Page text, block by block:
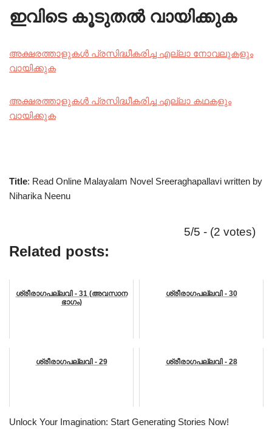
ഇവിടെ കൂടുതൽ വായിക്കുക
അക്ഷരത്താളുകൾ പ്രസിദ്ധീകരിച്ച എല്ലാ നോവലുകളും
വായിക്കുക
അക്ഷരത്താളുകൾ പ്രസിദ്ധീകരിച്ച എല്ലാ കഥകളും
വായിക്കുക
Title: Read Online Malayalam Novel Sreeraghapallavi written by
Niharika Neenu
5/5 - (2 votes)
Related posts:
ശ്രീരാഗപല്ലവി - 31 (അവസാന
ഭാഗം)
ശ്രീരാഗപല്ലവി - 30
ശ്രീരാഗപല്ലവി - 29 ശ്രീരാഗപല്ലവി - 28
Unlock Your Imagination: Start Generating Stories Now!